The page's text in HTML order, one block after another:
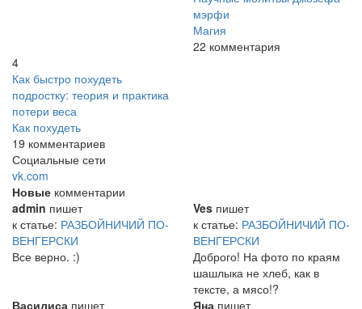
мэрфи
Магия
22 комментария
4
Как быстро похудеть
подростку: теория и практика
потери веса
Как похудеть
19 комментариев
Социальные сети
vk.com
Новые комментарии
admin пишет
к статье: РАЗБОЙНИЧИЙ ПО-
ВЕНГЕРСКИ
Все верно. :)
Ves пишет
к статье: РАЗБОЙНИЧИЙ ПО-
ВЕНГЕРСКИ
Доброго! На фото по краям
шашлыка не хлеб, как в
тексте, а мясо!?
Василиса пишет Яна пишет